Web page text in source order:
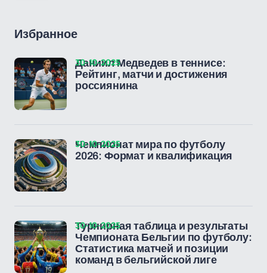
Избранное
Даниил Медведев в теннисе:
Рейтинг, матчи и достижения
россиянина
30-10-2025
Чемпионат мира по футболу
2026: Формат и квалификация
30-10-2025
Турнирная таблица и результаты
Чемпионата Бельгии по футболу:
Статистика матчей и позиции
команд в бельгийской лиге
30-10-2025